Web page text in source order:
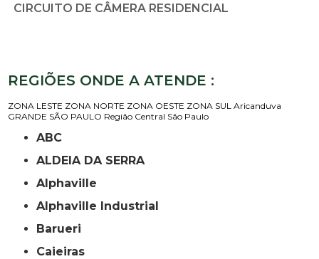
CIRCUITO DE CÂMERA RESIDENCIAL
REGIÕES ONDE A ATENDE :
ZONA LESTE ZONA NORTE ZONA OESTE ZONA SUL Aricanduva
GRANDE SÃO PAULO Região Central São Paulo
ABC
ALDEIA DA SERRA
Alphaville
Alphaville Industrial
Barueri
Caieiras